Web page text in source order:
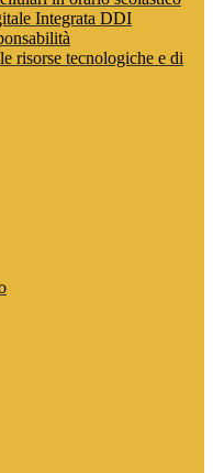
Integrata DDI
risorse tecnologiche e di